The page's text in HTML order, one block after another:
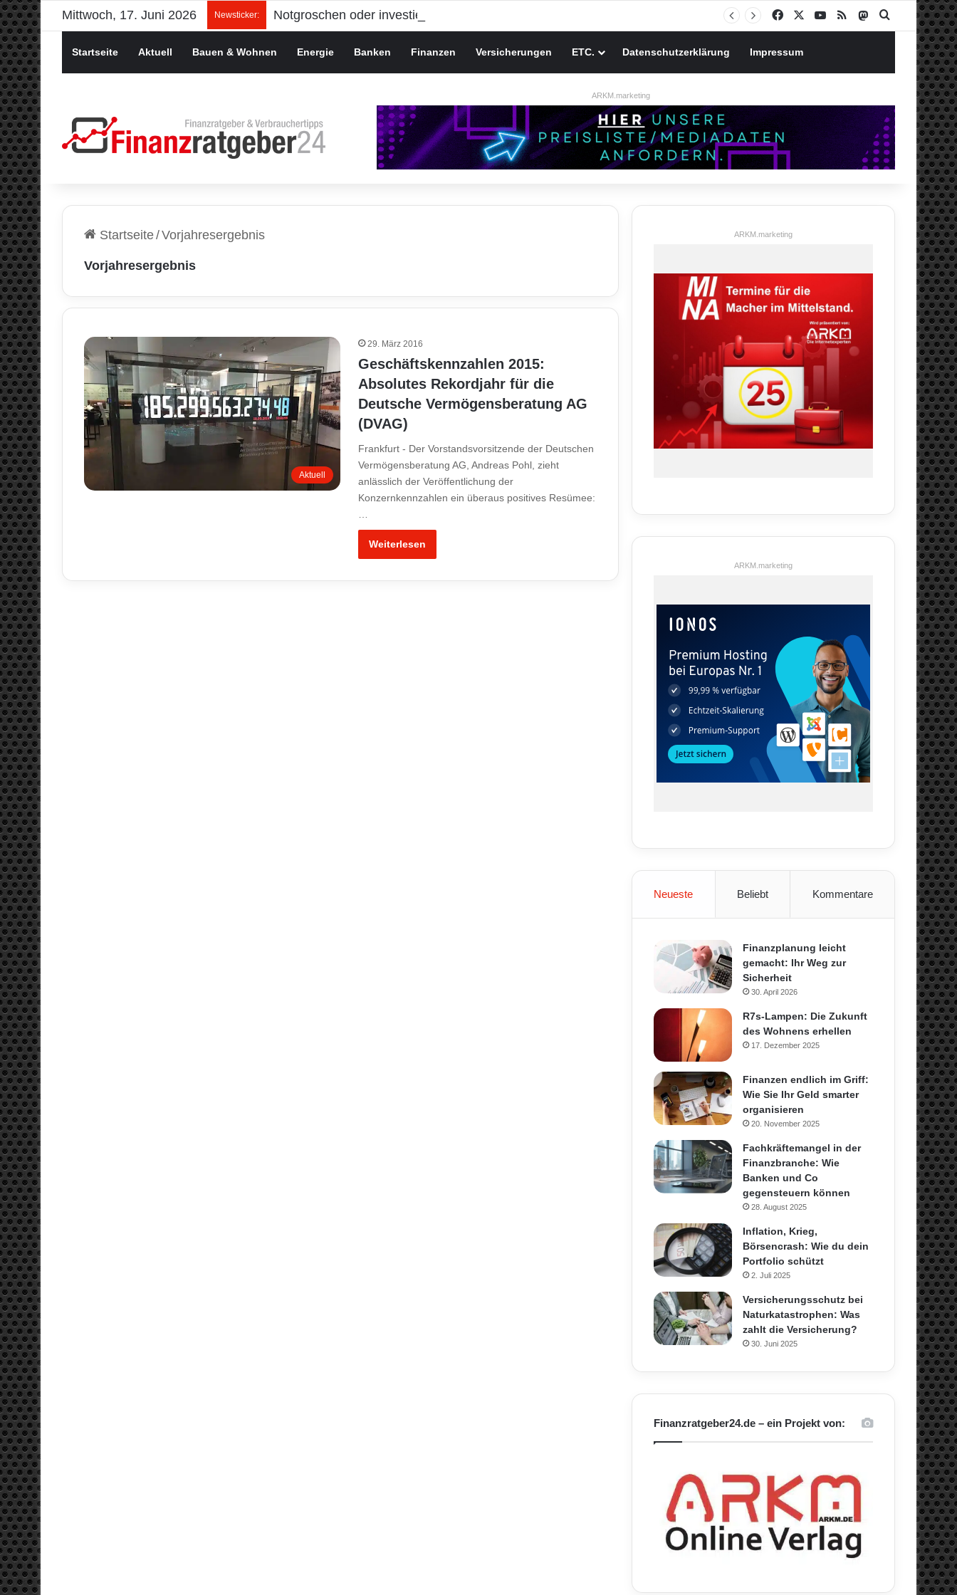
Mittwoch, 17. Juni 2026 Newsticker: Facebook YouTube
RSS MastodonSuchen nach
Startseite Aktuell Bauen & Wohnen Energie Banken Finanzen Versicherungen ETC. Datenschutzerklärung Impressum
ARKM.marketing
Startseite/Vorjahresergebnis
Vorjahresergebnis
Aktuell
29. März 2016
Geschäftskennzahlen 2015:
Absolutes Rekordjahr für die
Deutsche Vermögensberatung AG
(DVAG)
Frankfurt - Der Vorstandsvorsitzende der Deutschen
Vermögensberatung AG, Andreas Pohl, zieht
anlässlich der Veröffentlichung der
Konzernkennzahlen ein überaus positives Resümee:
Weiterlesen
ARKM.marketing
ARKM.marketing
Neueste Beliebt Kommentare
Finanzplanung leicht
gemacht: Ihr Weg zur
Sicherheit
30. April 2026
R7s-Lampen: Die Zukunft
des Wohnens erhellen
17. Dezember 2025
Finanzen endlich im Griff:
Wie Sie Ihr Geld smarter
organisieren
20. November 2025
Fachkräftemangel in der
Finanzbranche: Wie
Banken und Co
gegensteuern können
28. August 2025
Inflation, Krieg,
Börsencrash: Wie du dein
Portfolio schützt
2. Juli 2025
Versicherungsschutz bei
Naturkatastrophen: Was
zahlt die Versicherung?
30. Juni 2025
Finanzratgeber24.de – ein Projekt von: